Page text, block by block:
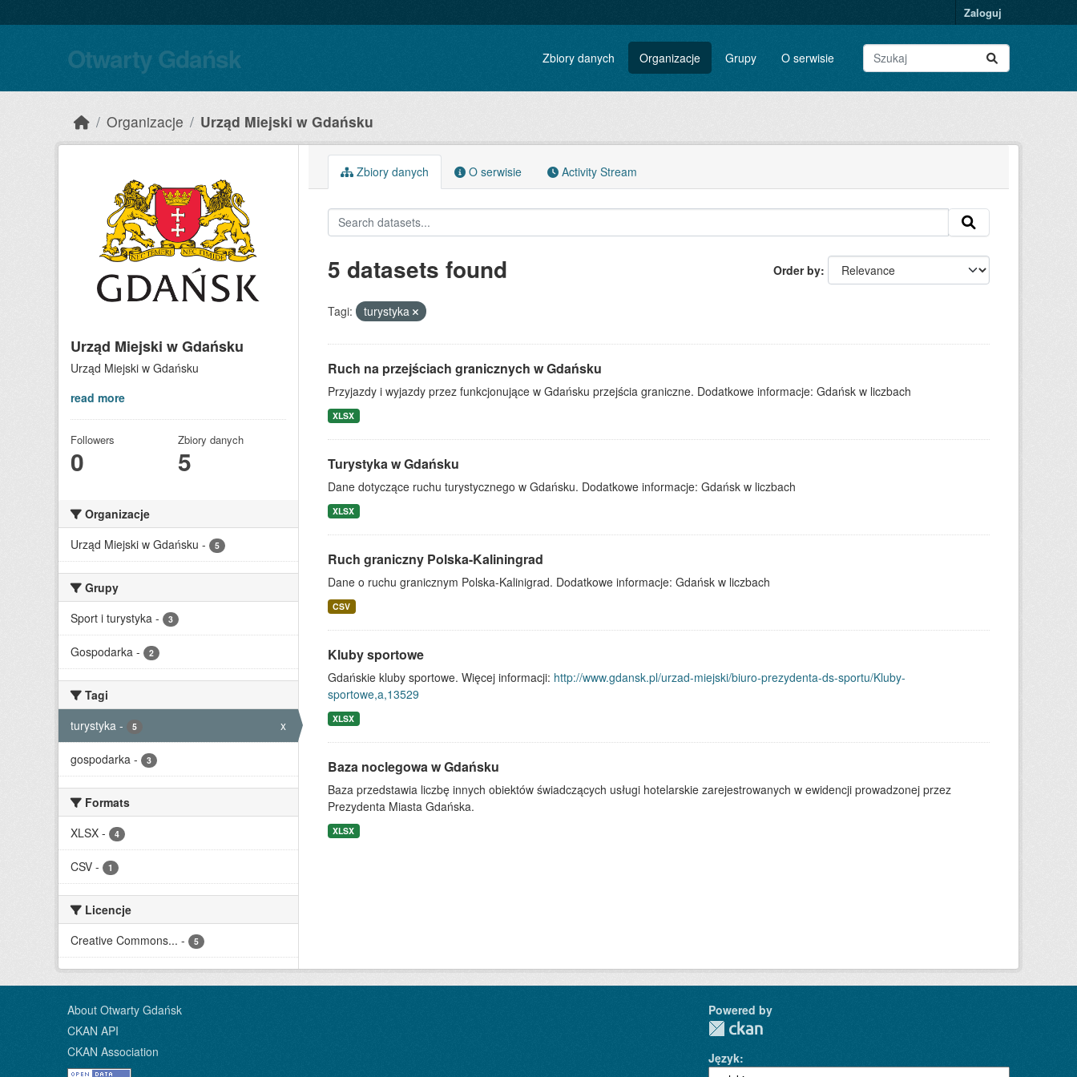
Zaloguj
Otwarty Gdańsk Zbiory danych Organizacje Grupy O serwisie
Organizacje Urząd Miejski w Gdańsku
Urząd Miejski w Gdańsku
Urząd Miejski w Gdańsku
read more
Followers
0
Zbiory danych
5
Organizacje
Urząd Miejski w Gdańsku - 5
Grupy
Sport i turystyka - 3
Gospodarka - 2
Tagi
turystyka - 5 x
gospodarka - 3
Formats
XLSX - 4
CSV - 1
Licencje
Creative Commons... - 5
Zbiory danych O serwisie Activity Stream
Order by
5 datasets found
Tagi: turystyka
Ruch na przejściach granicznych w Gdańsku
Przyjazdy i wyjazdy przez funkcjonujące w Gdańsku przejścia graniczne. Dodatkowe informacje: Gdańsk w liczbach
XLSX
Turystyka w Gdańsku
Dane dotyczące ruchu turystycznego w Gdańsku. Dodatkowe informacje: Gdańsk w liczbach
XLSX
Ruch graniczny Polska-Kaliningrad
Dane o ruchu granicznym Polska-Kalinigrad. Dodatkowe informacje: Gdańsk w liczbach
CSV
Kluby sportowe
Gdańskie kluby sportowe. Więcej informacji: http://www.gdansk.pl/urzad-miejski/biuro-prezydenta-ds-sportu/Kluby-
sportowe,a,13529
XLSX
Baza noclegowa w Gdańsku
Baza przedstawia liczbę innych obiektów świadczących usługi hotelarskie zarejestrowanych w ewidencji prowadzonej przez
Prezydenta Miasta Gdańska.
XLSX
About Otwarty Gdańsk
CKAN API
CKAN Association
Powered by
Język